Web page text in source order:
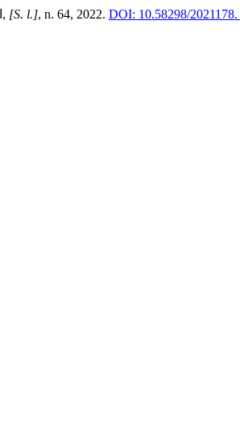
, [S. l.], n. 64, 2022. DOI: 10.58298/2021178.